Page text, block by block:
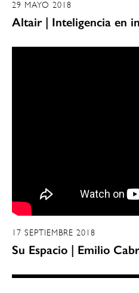
29 MAYO 2018
Altair | Inteligencia en
17 SEPTIEMBRE 2018
Su Espacio | Emilio